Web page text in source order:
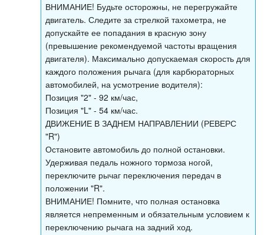
ВНИМАНИЕ! Будьте осторожны, не перегружайте
двигатель. Следите за стрелкой тахометра, не
допускайте ее попадания в красную зону
(превышение рекомендуемой частоты вращения
двигателя). Максимально допускаемая скорость для
каждого положения рычага (для карбюраторных
автомобилей, на усмотрение водителя):
Позиция "2" - 92 км/час,
Позиция "L" - 54 км/час.
ДВИЖЕНИЕ В ЗАДНЕМ НАПРАВЛЕНИИ (РЕВЕРС
"R")
Остановите автомобиль до полной остановки.
Удерживая педаль ножного тормоза ногой,
переключите рычаг переключения передач в
положении "R".
ВНИМАНИЕ! Помните, что полная остановка
является непременным и обязательным условием к
переключению рычага на задний ход.